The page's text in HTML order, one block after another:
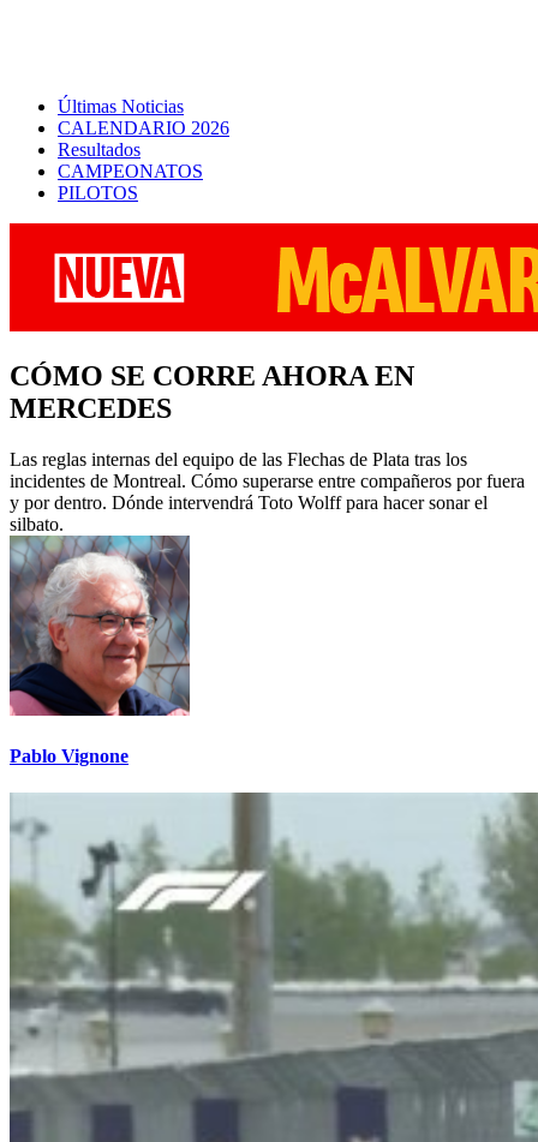
Últimas Noticias
CALENDARIO 2026
Resultados
CAMPEONATOS
PILOTOS
CÓMO SE CORRE AHORA EN
MERCEDES
Las reglas internas del equipo de las Flechas de Plata tras los
incidentes de Montreal. Cómo superarse entre compañeros por fuera
y por dentro. Dónde intervendrá Toto Wolff para hacer sonar el
silbato.
Pablo Vignone